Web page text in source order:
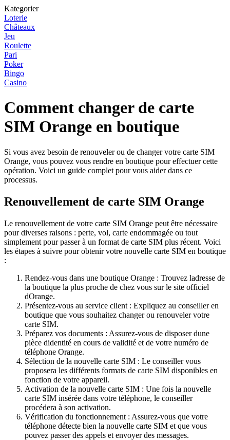
Kategorier
Loterie
Châteaux
Jeu
Roulette
Pari
Poker
Bingo
Casino
Comment changer de carte
SIM Orange en boutique
Si vous avez besoin de renouveler ou de changer votre carte SIM
Orange, vous pouvez vous rendre en boutique pour effectuer cette
opération. Voici un guide complet pour vous aider dans ce
processus.
Renouvellement de carte SIM Orange
Le renouvellement de votre carte SIM Orange peut être nécessaire
pour diverses raisons : perte, vol, carte endommagée ou tout
simplement pour passer à un format de carte SIM plus récent. Voici
les étapes à suivre pour obtenir votre nouvelle carte SIM en boutique
:
Rendez-vous dans une boutique Orange : Trouvez ladresse de
la boutique la plus proche de chez vous sur le site officiel
dOrange.
Présentez-vous au service client : Expliquez au conseiller en
boutique que vous souhaitez changer ou renouveler votre
carte SIM.
Préparez vos documents : Assurez-vous de disposer dune
pièce didentité en cours de validité et de votre numéro de
téléphone Orange.
Sélection de la nouvelle carte SIM : Le conseiller vous
proposera les différents formats de carte SIM disponibles en
fonction de votre appareil.
Activation de la nouvelle carte SIM : Une fois la nouvelle
carte SIM insérée dans votre téléphone, le conseiller
procédera à son activation.
Vérification du fonctionnement : Assurez-vous que votre
téléphone détecte bien la nouvelle carte SIM et que vous
pouvez passer des appels et envoyer des messages.